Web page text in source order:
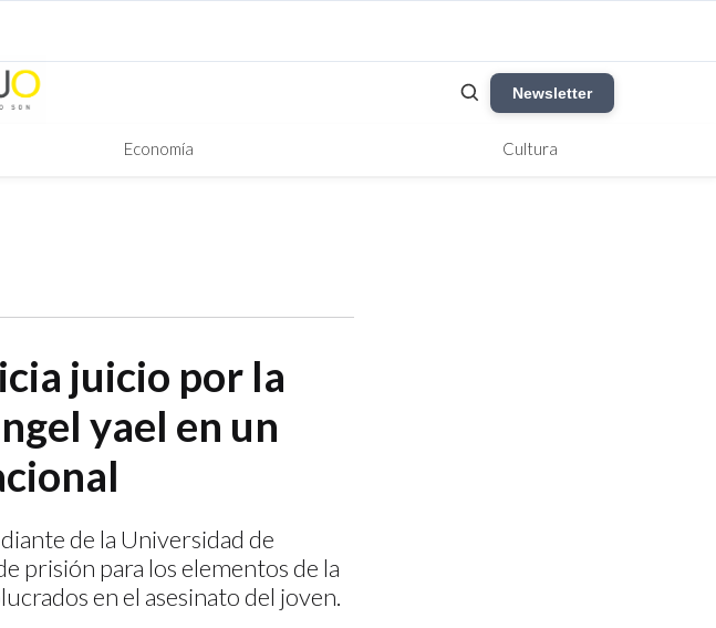
Newsletter
Economía Cultura
juicio por la
yael en un
de la Universidad de
prisión para los elementos de la
en el asesinato del joven.